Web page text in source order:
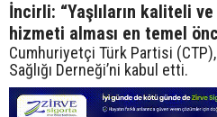
İncirli: “Yaşlıların kaliteli
hizmeti alması en temel
Cumhuriyetçi Türk Partisi (CTP),
Sağlığı Derneği’ni kabul etti.